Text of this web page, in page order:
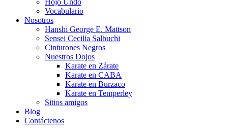
Hojo Undo
Vocabulario
Nosotros
Hanshi George E. Mattson
Sensei Cecilia Salbuchi
Cinturones Negros
Nuestros Dojos
Karate en Zárate
Karate en CABA
Karate en Burzaco
Karate en Temperley
Sitios amigos
Blog
Contáctenos